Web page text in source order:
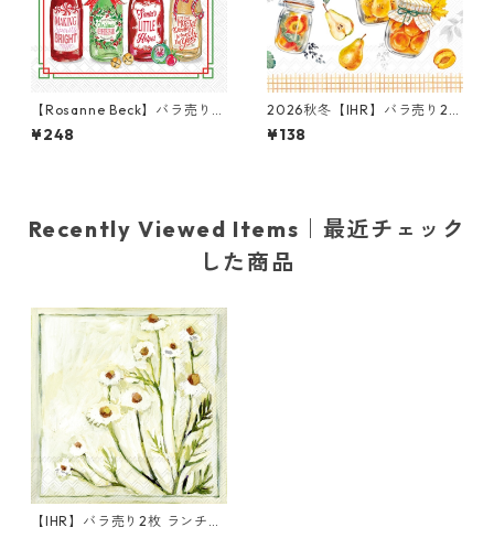
【Rosanne Beck】バラ売り2
枚 カクテルサイズ ペーパーナ
プキン Christmas Bottles ホ
¥248
2026秋冬【IHR】バラ売り2枚
ランチサイズ ペーパーナプキ
ン Preserving Fruits ホワイ
¥138
Recently Viewed Items｜最近チェック
した商品
【IHR】バラ売り2枚 ランチサ